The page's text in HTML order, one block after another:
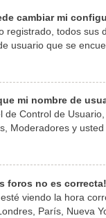
cambiar mi
registrado, todos sus
usuario que se
mi nombre de
de Control de
Moderadores y
foros no es correcta!
viendo la hora
París, Nueva